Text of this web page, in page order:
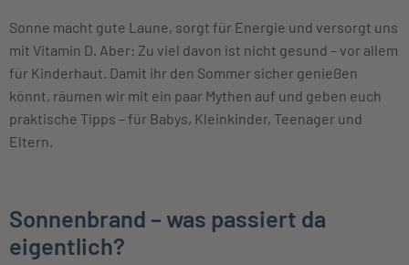
Sonne macht gute Laune, sorgt für Energie und versorgt uns
mit Vitamin D. Aber: Zu viel davon ist nicht gesund – vor allem
für Kinderhaut. Damit ihr den Sommer sicher genießen
könnt, räumen wir mit ein paar Mythen auf und geben euch
praktische Tipps – für Babys, Kleinkinder, Teenager und
Eltern.
Sonnenbrand – was passiert da
eigentlich?